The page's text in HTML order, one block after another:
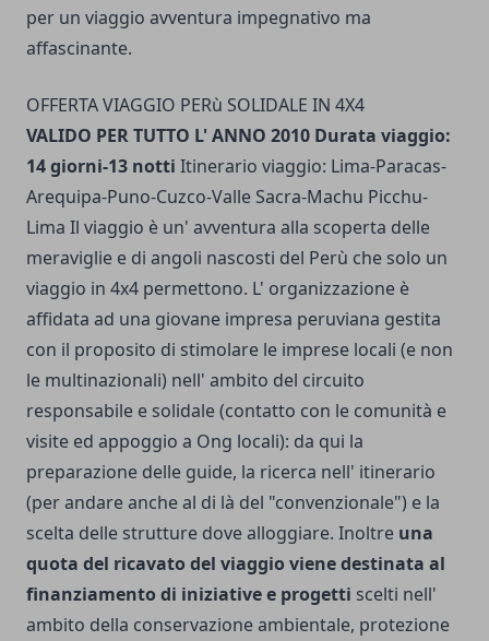
per un viaggio avventura impegnativo ma
affascinante.
OFFERTA VIAGGIO PERù SOLIDALE IN 4X4
VALIDO PER TUTTO L' ANNO 2010 Durata viaggio:
14 giorni-13 notti Itinerario viaggio: Lima-Paracas-
Arequipa-Puno-Cuzco-Valle Sacra-Machu Picchu-
Lima Il viaggio è un' avventura alla scoperta delle
meraviglie e di angoli nascosti del Perù che solo un
viaggio in 4x4 permettono. L' organizzazione è
affidata ad una giovane impresa peruviana gestita
con il proposito di stimolare le imprese locali (e non
le multinazionali) nell' ambito del circuito
responsabile e solidale (contatto con le comunità e
visite ed appoggio a Ong locali): da qui la
preparazione delle guide, la ricerca nell' itinerario
(per andare anche al di là del "convenzionale") e la
scelta delle strutture dove alloggiare. Inoltre una
quota del ricavato del viaggio viene destinata al
finanziamento di iniziative e progetti scelti nell'
ambito della conservazione ambientale, protezione